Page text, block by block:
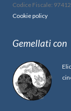
Codice Fiscale:
Cookie policy
Gemellati con